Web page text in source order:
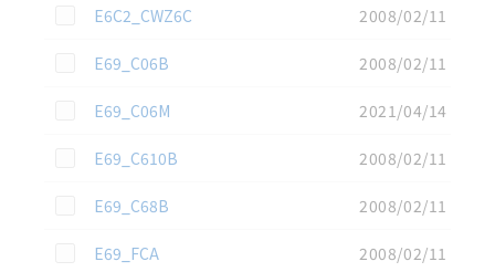
この資料を選択
E6C2_CWZ6C
2008/02/11
この資料を選択
E69_C06B
2008/02/11
この資料を選択
E69_C06M
2021/04/14
この資料を選択
E69_C610B
2008/02/11
この資料を選択
E69_C68B
2008/02/11
この資料を選択
E69_FCA
2008/02/11